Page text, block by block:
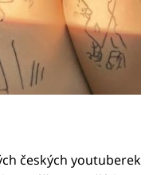
českých youtuberek